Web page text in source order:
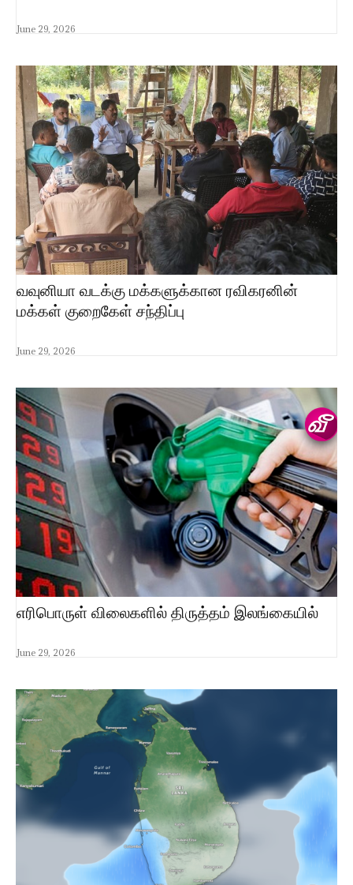
June 29, 2026
வவுனியா வடக்கு மக்களுக்கான ரவிகரனின்
மக்கள் குறைகேள் சந்திப்பு
June 29, 2026
எரிபொருள் விலைகளில் திருத்தம் இலங்கையில்
June 29, 2026